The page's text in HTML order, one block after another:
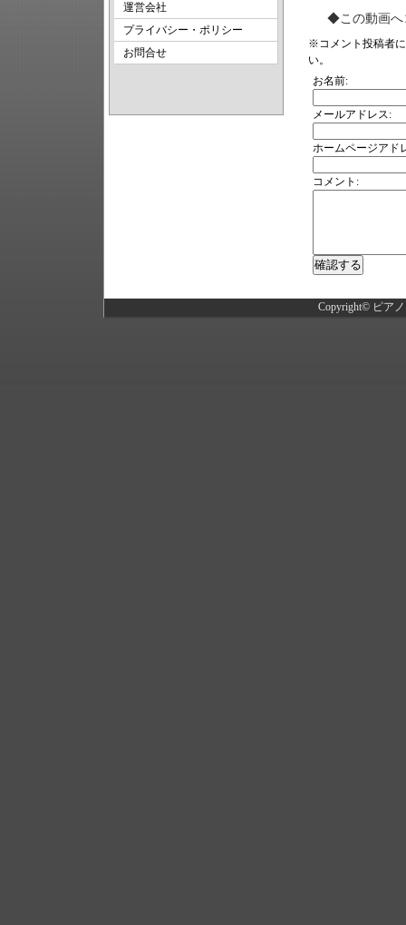
◆この動画へ
※コメント投稿者
い。
お名前:
メールアドレス:
ホームページアド
コメント:
運営会社
プライバシー・ポリシー
お問合せ
Copyright© ピア